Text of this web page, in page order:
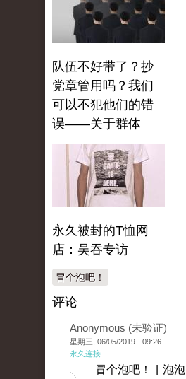
队伍不好带了？抄
党章管用吗？我们
可以不犯他们的错
误——关于群体
永久被封的T恤网
店：吴吞专访
冒个泡吧！
评论
Anonymous (未验证)
星期三, 06/05/2019 - 09:26
永久连接
冒个泡吧！ | 泡泡